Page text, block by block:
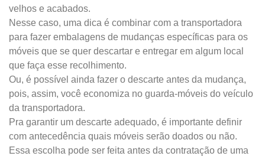
velhos e acabados.
Nesse caso, uma dica é combinar com a transportadora
para fazer embalagens de mudanças específicas para os
móveis que se quer descartar e entregar em algum local
que faça esse recolhimento.
Ou, é possível ainda fazer o descarte antes da mudança,
pois, assim, você economiza no guarda-móveis do veículo
da transportadora.
Pra garantir um descarte adequado, é importante definir
com antecedência quais móveis serão doados ou não.
Essa escolha pode ser feita antes da contratação de uma